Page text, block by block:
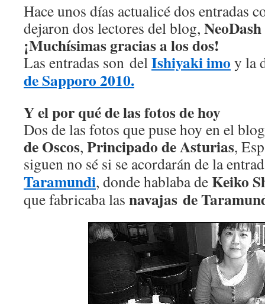
Hace unos días actualicé dos entradas
dejaron dos lectores del blog, NeoDash
¡Muchísimas gracias a los dos!
Las entradas son delIshiyaki imo y la
de Sapporo 2010.
Y el por qué de las fotos de hoy
Dos de las fotos que puse hoy en el
de Oscos, Principado de Asturias,
siguen no sé si se acordarán de la
Taramundi, donde hablaba deKeiko
que fabricaba las navajas de